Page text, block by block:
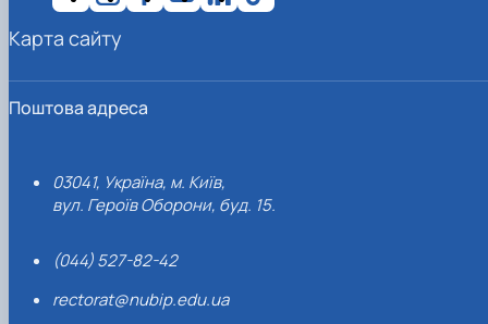
Поштова адреса
03041, Україна, м. Київ,
вул. Героїв Оборони, буд. 15.
(044) 527-82-42
rectorat@nubip.edu.ua
Карта сайту